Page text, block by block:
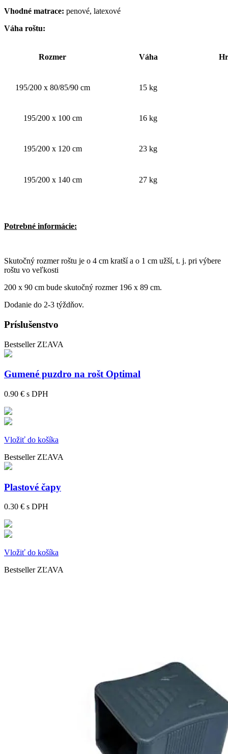
Vhodné matrace: penové, latexové
Váha roštu:
Rozmer Váha
195/200 x 80/85/90 cm 15 kg
195/200 x 100 cm 16 kg
195/200 x 120 cm 23 kg
195/200 x 140 cm 27 kg
Potrebné informácie:
Skutočný rozmer roštu je o 4 cm kratší a o 1 cm užší, t. j. pri výbere
roštu vo veľkosti
200 x 90 cm bude skutočný rozmer 196 x 89 cm.
Dodanie do 2-3 týždňov.
Príslušenstvo
Bestseller ZĽAVA
Gumené puzdro na rošt Optimal
0.90 € s DPH
Vložiť do košíka
Bestseller ZĽAVA
Plastové čapy
0.30 € s DPH
Vložiť do košíka
Bestseller ZĽAVA